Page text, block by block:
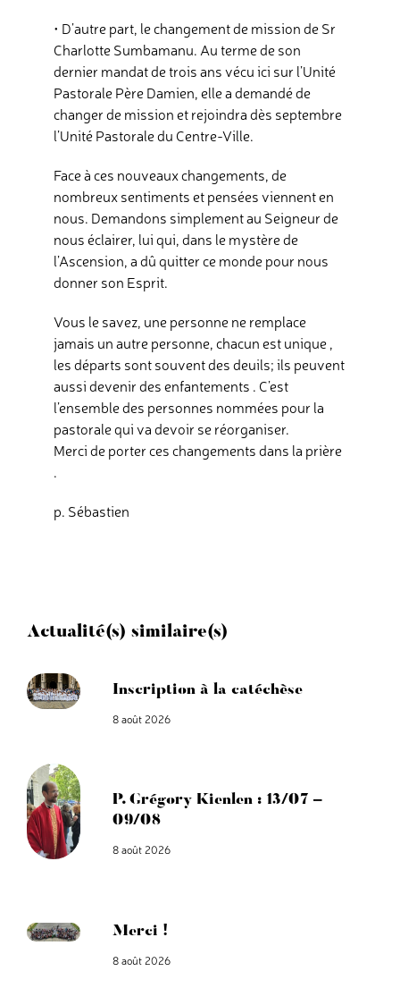
• D’autre part, le changement de mission de Sr
Charlotte Sumbamanu. Au terme de son
dernier mandat de trois ans vécu ici sur l’Unité
Pastorale Père Damien, elle a demandé de
changer de mission et rejoindra dès septembre
l’Unité Pastorale du Centre-Ville.
Face à ces nouveaux changements, de
nombreux sentiments et pensées viennent en
nous. Demandons simplement au Seigneur de
nous éclairer, lui qui, dans le mystère de
l’Ascension, a dû quitter ce monde pour nous
donner son Esprit.
Vous le savez, une personne ne remplace
jamais un autre personne, chacun est unique ,
les départs sont souvent des deuils; ils peuvent
aussi devenir des enfantements . C’est
l’ensemble des personnes nommées pour la
pastorale qui va devoir se réorganiser.
Merci de porter ces changements dans la prière
.
p. Sébastien
Actualité(s) similaire(s)
Inscription à la catéchèse
8 août 2026
P. Grégory Kienlen : 13/07 –
09/08
8 août 2026
Merci !
8 août 2026